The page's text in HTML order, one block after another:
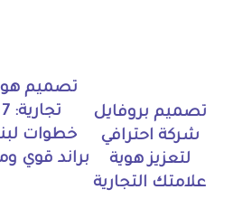
تصميم بروفايل
شركة احترافي
لتعزيز هوية
علامتك التجارية
تصميم
تجارية: 7
خطوات
براند قوي